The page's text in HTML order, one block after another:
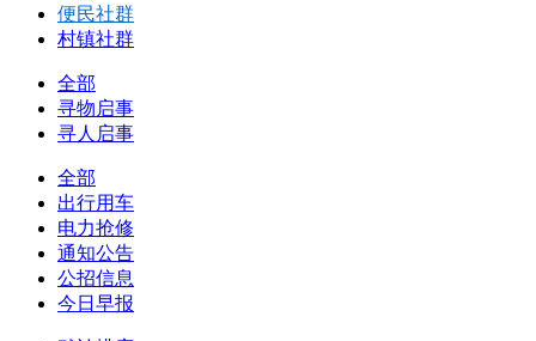
便民社群
村镇社群
全部
寻物启事
寻人启事
全部
出行用车
电力抢修
通知公告
公招信息
今日早报